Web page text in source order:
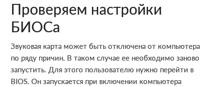
Проверяем настройки
БИОСа
Звуковая карта может быть отключена от компьютера
по ряду причин. В таком случае ее необходимо заново
запустить. Для этого пользователю нужно перейти в
BIOS. Он запускается при включении компьютера